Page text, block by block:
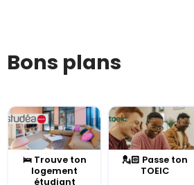
Bons plans
🛌 Trouve ton
logement
étudiant
💂🏻 Passe ton
TOEIC